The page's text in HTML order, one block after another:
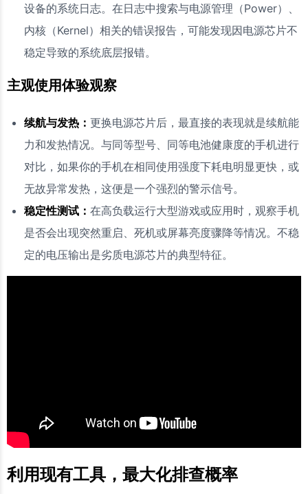
设备的系统日志。在日志中搜索与电源管理（Power）、
内核（Kernel）相关的错误报告，可能发现因电源芯片不
稳定导致的系统底层报错。
主观使用体验观察
续航与发热： 更换电源芯片后，最直接的表现就是续航能
力和发热情况。与同等型号、同等电池健康度的手机进行
对比，如果你的手机在相同使用强度下耗电明显更快，或
无故异常发热，这便是一个强烈的警示信号。
稳定性测试： 在高负载运行大型游戏或应用时，观察手机
是否会出现突然重启、死机或屏幕亮度骤降等情况。不稳
定的电压输出是劣质电源芯片的典型特征。
利用现有工具，最大化排查概率